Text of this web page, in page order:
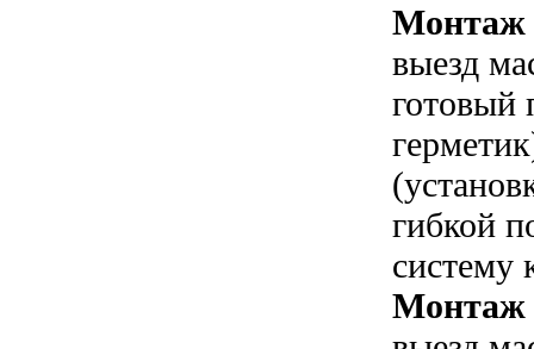
Монтаж
выезд
готовый
гибкой
систему
Монтаж